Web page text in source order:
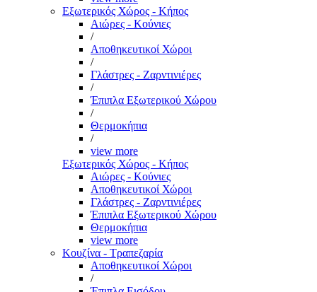
Εξωτερικός Χώρος - Κήπος
Αιώρες - Κούνιες
/
Αποθηκευτικοί Χώροι
/
Γλάστρες - Ζαρντινιέρες
/
Έπιπλα Εξωτερικού Χώρου
/
Θερμοκήπια
/
view more
Εξωτερικός Χώρος - Κήπος
Αιώρες - Κούνιες
Αποθηκευτικοί Χώροι
Γλάστρες - Ζαρντινιέρες
Έπιπλα Εξωτερικού Χώρου
Θερμοκήπια
view more
Κουζίνα - Τραπεζαρία
Αποθηκευτικοί Χώροι
/